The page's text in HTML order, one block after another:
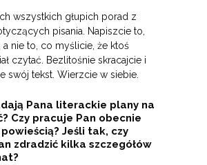
wszystkich głupich porad z
pisania. Napiszcie to,
a nie to, co myślicie, że ktoś
czytać. Bezlitośnie skracajcie i
swój tekst. Wierzcie w siebie.
Pana literackie plany na
Czy pracuje Pan obecnie
Jeśli tak, czy
zdradzić kilka szczegółów